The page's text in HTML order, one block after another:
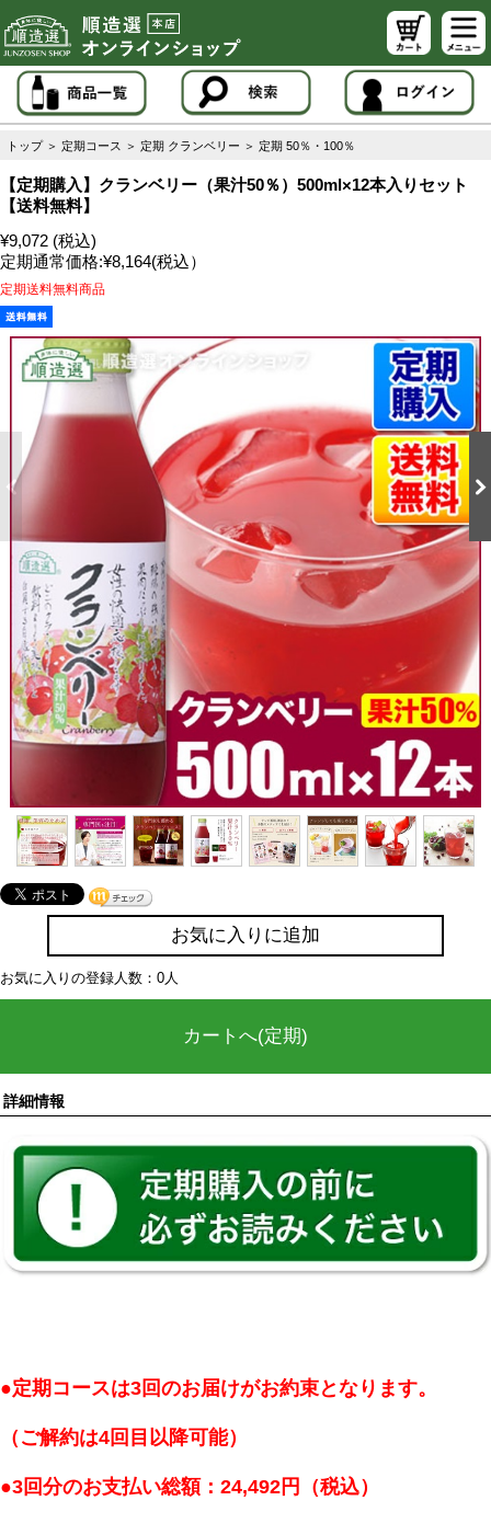
トップ ＞ 定期コース ＞ 定期 クランベリー ＞ 定期 50％・100％
【定期購入】クランベリー（果汁50％）500ml×12本入りセット
【送料無料】
¥9,072 (税込)
定期通常価格:¥8,164(税込）
定期送料無料商品
お気に入りに追加
お気に入りの登録人数：0人
カートへ(定期)
詳細情報
●定期コースは3回のお届けがお約束となります。
（ご解約は4回目以降可能）
●3回分のお支払い総額：24,492円（税込）